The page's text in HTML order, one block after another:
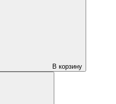
В корзину